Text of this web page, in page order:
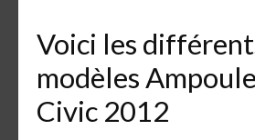
Voici les
modèles
Civic 2012